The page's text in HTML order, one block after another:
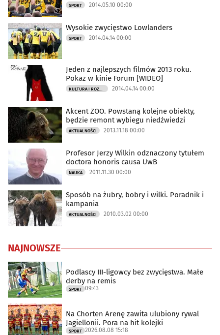
SPORT 2014.05.10 00:00
Wysokie zwycięstwo Lowlanders
SPORT 2014.04.14 00:00
Jeden z najlepszych filmów 2013 roku.
Pokaz w kinie Forum [WIDEO]
KULTURA I ROZRYWKA 2014.04.14 00:00
Akcent ZOO. Powstaną kolejne obiekty,
będzie remont wybiegu niedźwiedzi
AKTUALNOŚCI 2013.11.18 00:00
Profesor Jerzy Wilkin odznaczony tytułem
doctora honoris causa UwB
NAUKA 2011.11.30 00:00
Sposób na żubry, bobry i wilki. Poradnik i
kampania
AKTUALNOŚCI 2010.03.02 00:00
NAJNOWSZE
Podlascy III-ligowcy bez zwycięstwa. Małe
derby na remis
SPORT 09:43
Na Chorten Arenę zawita ulubiony rywal
Jagiellonii. Pora na hit kolejki
SPORT 2026.08.08 15:18